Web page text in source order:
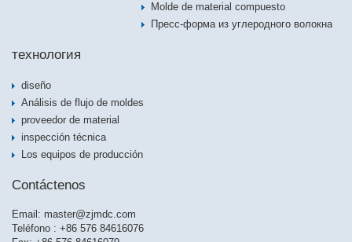
Molde de material compuesto
Пресс-форма из углеродного волокна
технология
diseño
Análisis de flujo de moldes
proveedor de material
inspección técnica
Los equipos de producción
Contáctenos
Email: master@zjmdc.com
Teléfono : +86 576 84616076